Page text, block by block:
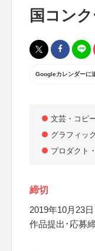
国コン
Googleカレンダーに
文芸・コピ
グラフィッ
プロダクト
締切
2019年10月23
作品提出･応募